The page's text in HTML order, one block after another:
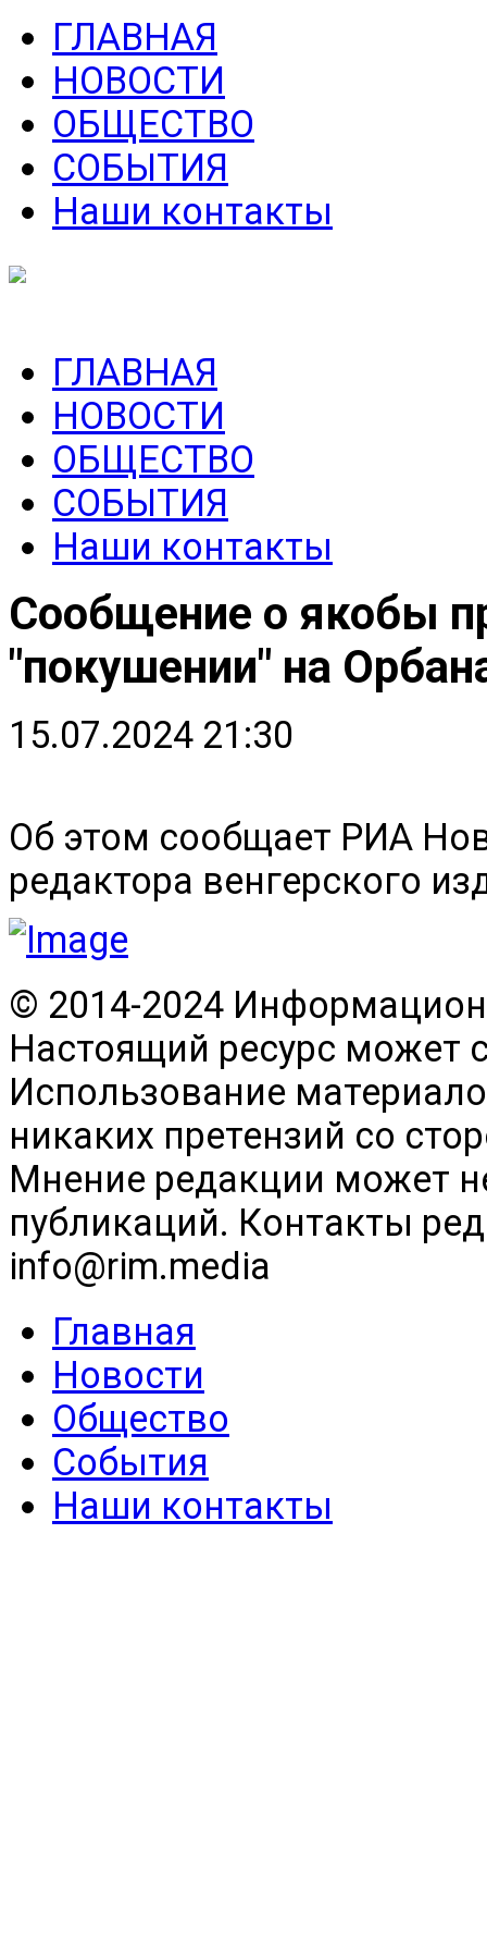
ГЛАВНАЯ
НОВОСТИ
ОБЩЕСТВО
СОБЫТИЯ
Наши контакты
ГЛАВНАЯ
НОВОСТИ
ОБЩЕСТВО
СОБЫТИЯ
Наши контакты
Сообщение о якобы
"покушении" на
15.07.2024 21:30
Об этом сообщает РИА
редактора венгерского
© 2014-2024
Настоящий ресурс может
Использование
никаких претензий со
Мнение редакции может
публикаций. Контакты
info@rim.media
Главная
Новости
Общество
События
Наши контакты